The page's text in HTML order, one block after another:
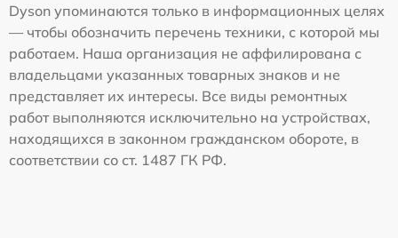
Dyson упоминаются только в информационных целях
— чтобы обозначить перечень техники, с которой мы
работаем. Наша организация не аффилирована с
владельцами указанных товарных знаков и не
представляет их интересы. Все виды ремонтных
работ выполняются исключительно на устройствах,
находящихся в законном гражданском обороте, в
соответствии со ст. 1487 ГК РФ.